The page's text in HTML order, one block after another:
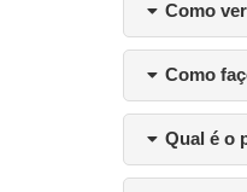
Como
Como
Qual é o